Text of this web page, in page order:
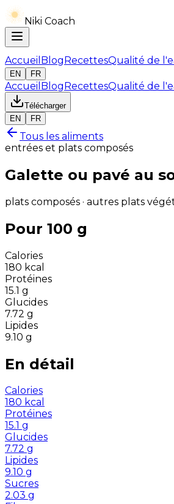
Niki Coach
Accueil BlogRecettesQualité de
EN
FR
Accueil BlogRecettesQualité de
Télécharger
EN
FR
Tous les aliments
entrées et plats composés
Galette ou pavé au
plats composés · autres plats
Pour 100 g
Calories
180 kcal
Protéines
15.1 g
Glucides
7.72 g
Lipides
9.10 g
En détail
Calories
180 kcal
Protéines
15.1 g
Glucides
7.72 g
Lipides
9.10 g
Sucres
2.03 g